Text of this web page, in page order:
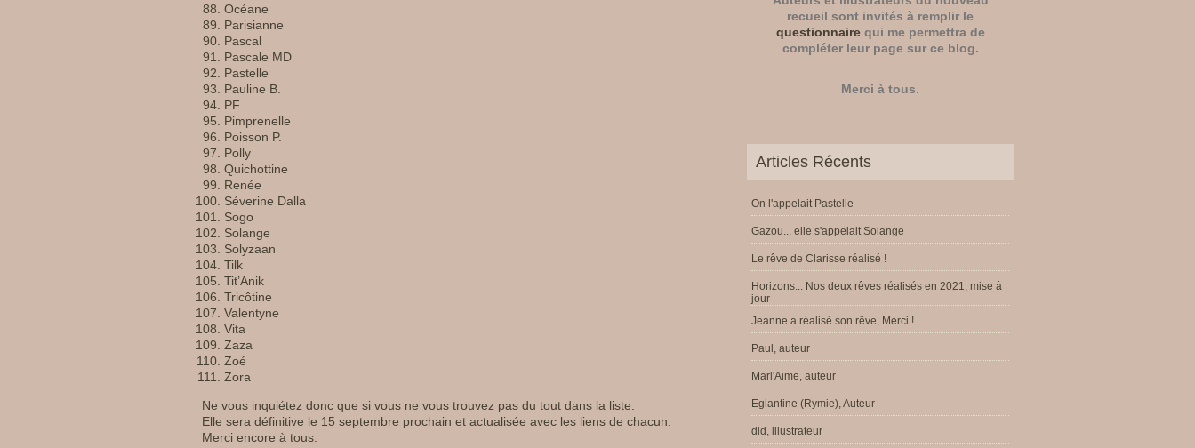
Océane
Parisianne
Pascal
Pascale MD
Pastelle
Pauline B.
PF
Pimprenelle
Poisson P.
Polly
Quichottine
Renée
Séverine Dalla
Sogo
Solange
Solyzaan
Tilk
Tit’Anik
Tricôtine
Valentyne
Vita
Zaza
Zoé
Zora
Ne vous inquiétez donc que si vous ne vous trouvez pas du tout dans la liste.
Elle sera définitive le 15 septembre prochain et actualisée avec les liens de chacun.
Merci encore à tous.
recueil sont invités à remplir le
questionnairequi me permettra de
compléter leur page sur ce blog.
Merci à tous.
Articles Récents
On l'appelait Pastelle
Gazou... elle s'appelait Solange
Le rêve de Clarisse réalisé !
Horizons... Nos deux rêves réalisés en 2021, mise à
jour
Jeanne a réalisé son rêve, Merci !
Paul, auteur
Marl'Aime, auteur
Eglantine (Rymie), Auteur
did, illustrateur